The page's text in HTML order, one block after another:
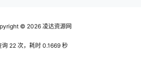
© 2026 凌达资源网
询 22 次，耗时 0.1669 秒